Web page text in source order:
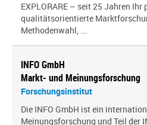
EXPLORARE – seit 25 Jahren
qualitätsorientierte
Methodenwahl, ...
INFO GmbH
Markt- und Meinungsforschung
Forschungsinstitut
Die INFO GmbH ist ein
Meinungsforschung und Teil der